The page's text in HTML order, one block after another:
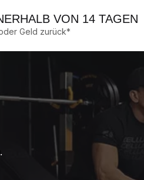
VON 14 TAGEN
Geld zurück*